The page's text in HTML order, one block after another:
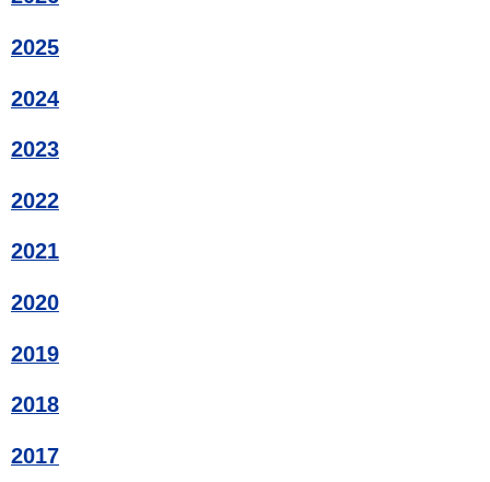
2025
2024
2023
2022
2021
2020
2019
2018
2017